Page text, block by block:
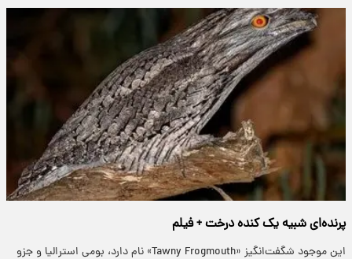
پرنده‌ای شبیه یک کنده درخت + فیلم
این موجود شگفت‌انگیز «Tawny Frogmouth» نام دارد، بومی استرالیا و جزو